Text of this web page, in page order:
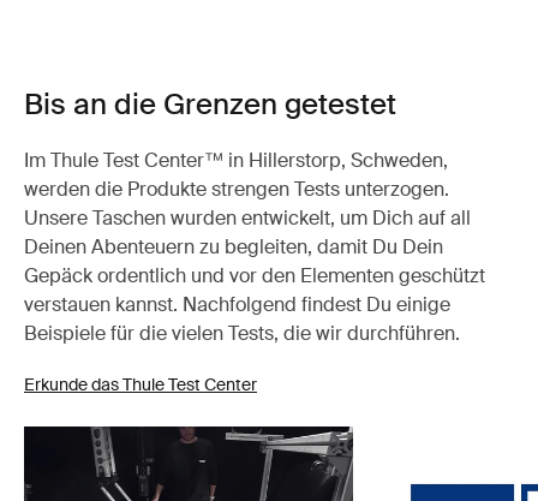
Bis an die Grenzen getestet
Im Thule Test Center™ in Hillerstorp, Schweden,
werden die Produkte strengen Tests unterzogen.
Unsere Taschen wurden entwickelt, um Dich auf all
Deinen Abenteuern zu begleiten, damit Du Dein
Gepäck ordentlich und vor den Elementen geschützt
verstauen kannst. Nachfolgend findest Du einige
Beispiele für die vielen Tests, die wir durchführen.
Erkunde das Thule Test Center